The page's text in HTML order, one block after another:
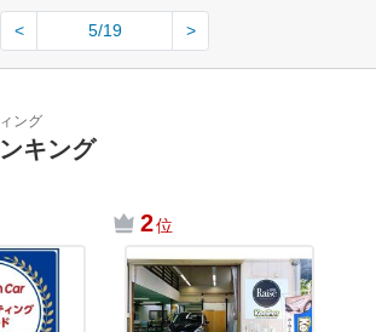
< 5/19 >
ング
キング
2位